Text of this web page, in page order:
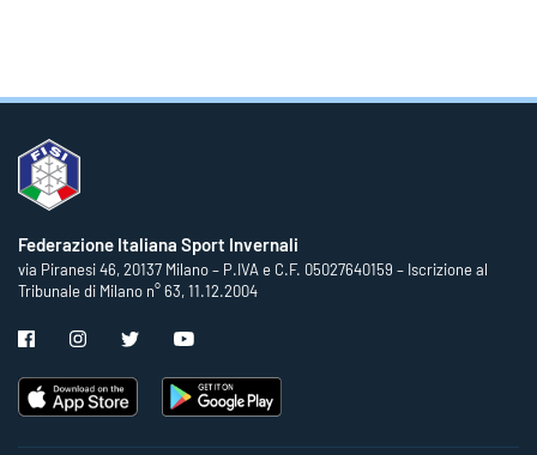
Federazione Italiana Sport Invernali
via Piranesi 46, 20137 Milano – P.IVA e C.F. 05027640159 – Iscrizione al
Tribunale di Milano n° 63, 11.12.2004